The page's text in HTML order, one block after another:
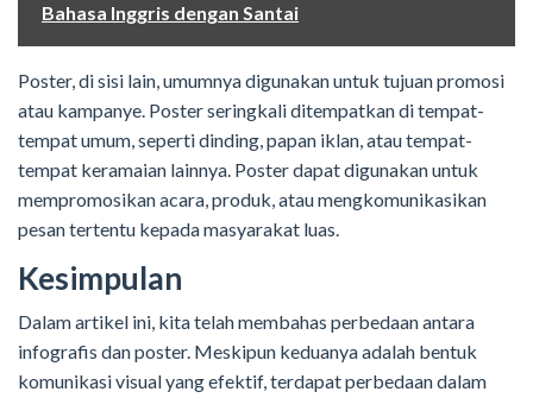
Bahasa Inggris dengan Santai
Poster, di sisi lain, umumnya digunakan untuk tujuan promosi
atau kampanye. Poster seringkali ditempatkan di tempat-
tempat umum, seperti dinding, papan iklan, atau tempat-
tempat keramaian lainnya. Poster dapat digunakan untuk
mempromosikan acara, produk, atau mengkomunikasikan
pesan tertentu kepada masyarakat luas.
Kesimpulan
Dalam artikel ini, kita telah membahas perbedaan antara
infografis dan poster. Meskipun keduanya adalah bentuk
komunikasi visual yang efektif, terdapat perbedaan dalam